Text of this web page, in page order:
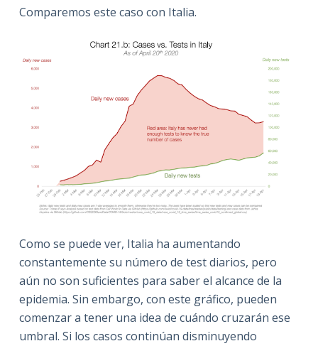
Comparemos este caso con Italia.
Como se puede ver, Italia ha aumentando
constantemente su número de test diarios, pero
aún no son suficientes para saber el alcance de la
epidemia. Sin embargo, con este gráfico, pueden
comenzar a tener una idea de cuándo cruzarán ese
umbral. Si los casos continúan disminuyendo